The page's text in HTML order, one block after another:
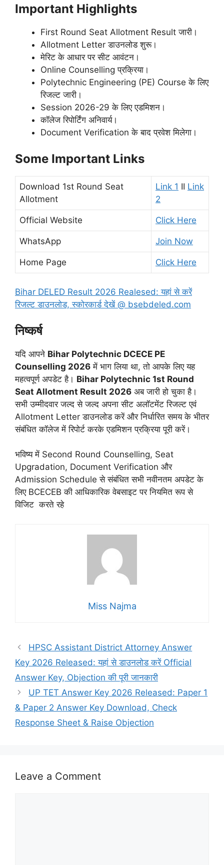
Important Highlights
First Round Seat Allotment Result जारी।
Allotment Letter डाउनलोड शुरू।
मेरिट के आधार पर सीट आवंटन।
Online Counselling प्रक्रिया।
Polytechnic Engineering (PE) Course के लिए
रिजल्ट जारी।
Session 2026-29 के लिए एडमिशन।
कॉलेज रिपोर्टिंग अनिवार्य।
Document Verification के बाद प्रवेश मिलेगा।
Some Important Links
Download 1st Round Seat
Allotment
Link 1 II Link
2
Official Website Click Here
WhatsApp Join Now
Home Page Click Here
Bihar DELED Result 2026 Realesed: यहां से करें
रिजल्ट डाउनलोड, स्कोरकार्ड देखें @ bsebdeled.com
निष्कर्ष
यदि आपने Bihar Polytechnic DCECE PE
Counselling 2026 में भाग लिया था, तो आपके लिए यह
महत्वपूर्ण अपडेट है। Bihar Polytechnic 1st Round
Seat Allotment Result 2026 अब जारी हो चुका है।
सभी उम्मीदवार जल्द से जल्द अपना सीट अलॉटमेंट रिजल्ट एवं
Allotment Letter डाउनलोड करें और निर्धारित समय के भीतर
संबंधित कॉलेज में रिपोर्ट करके एडमिशन प्रक्रिया पूरी करें।
भविष्य में Second Round Counselling, Seat
Upgradation, Document Verification और
Admission Schedule से संबंधित सभी नवीनतम अपडेट के
लिए BCECEB की आधिकारिक वेबसाइट पर नियमित रूप से
विजिट करते रहे
Miss Najma
HPSC Assistant District Attorney Answer
Key 2026 Released: यहां से डाउनलोड करें Official
Answer Key, Objection की पूरी जानकारी
UP TET Answer Key 2026 Released: Paper 1
& Paper 2 Answer Key Download, Check
Response Sheet & Raise Objection
Leave a Comment